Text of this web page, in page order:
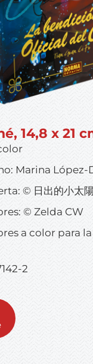
14,8 x 21
Marina López-
© 日出的小太
© Zelda CW
a color para
2